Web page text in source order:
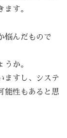
す。
悩んだもので
か。
ますし、システ
能性もあると思